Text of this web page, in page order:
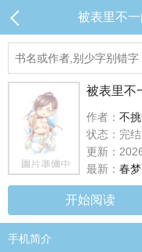
被表里不
被表里不
作者： 不
状态：完结
更新：
最新： 春
开始阅读
手机简介